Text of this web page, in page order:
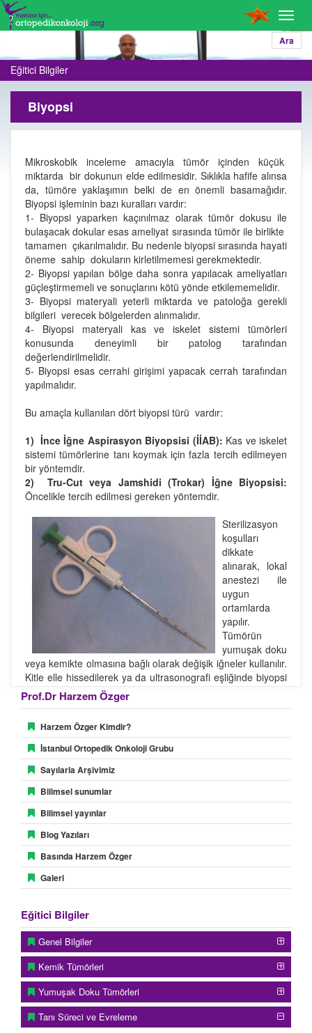
Ara
Eğitici Bilgiler
Biyopsi
Mikroskobik inceleme amacıyla tümör içinden küçük
miktarda bir dokunun elde edilmesidir. Sıklıkla hafife alınsa
da, tümöre yaklaşımın belki de en önemli basamağıdır.
Biyopsi işleminin bazı kuralları vardır:
1- Biyopsi yaparken kaçınılmaz olarak tümör dokusu ile
bulaşacak dokular esas ameliyat sırasında tümör ile birlikte
tamamen çıkarılmalıdır. Bu nedenle biyopsi sırasında hayati
öneme sahip dokuların kirletilmemesi gerekmektedir.
2- Biyopsi yapılan bölge daha sonra yapılacak ameliyatları
güçleştirmemeli ve sonuçlarını kötü yönde etkilememelidir.
3- Biyopsi materyali yeterli miktarda ve patoloğa gerekli
bilgileri verecek bölgelerden alınmalıdır.
4- Biyopsi materyali kas ve iskelet sistemi tümörleri
konusunda deneyimli bir patolog tarafından
değerlendirilmelidir.
5- Biyopsi esas cerrahi girişimi yapacak cerrah tarafından
yapılmalıdır.
Bu amaçla kullanılan dört biyopsi türü vardır:
1) İnce İğne Aspirasyon Biyopsisi (İİAB): Kas ve iskelet
sistemi tümörlerine tanı koymak için fazla tercih edilmeyen
bir yöntemdir.
2) Tru-Cut veya Jamshidi (Trokar) İğne Biyopsisi:
Öncelikle tercih edilmesi gereken yöntemdir.
Sterilizasyon
koşulları
dikkate
alınarak, lokal
anestezi ile
uygun
ortamlarda
yapılır.
Tümörün
yumuşak doku
veya kemikte olmasına bağlı olarak değişik iğneler kullanılır.
Kitle elle hissedilerek ya da ultrasonografi eşliğinde biyopsi
yapılabilir.
Prof.Dr Harzem Özger
Harzem Özger Kimdir?
İstanbul Ortopedik Onkoloji Grubu
Sayılarla Arşivimiz
Bilimsel sunumlar
Bilimsel yayınlar
Blog Yazıları
Basında Harzem Özger
Galeri
Eğitici Bilgiler
Genel Bilgiler
Kemik Tümörleri
Yumuşak Doku Tümörleri
Tanı Süreci ve Evreleme